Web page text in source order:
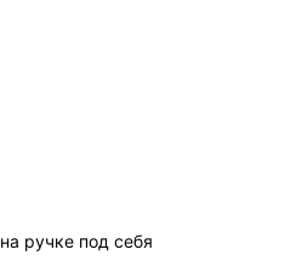
ручке под себя